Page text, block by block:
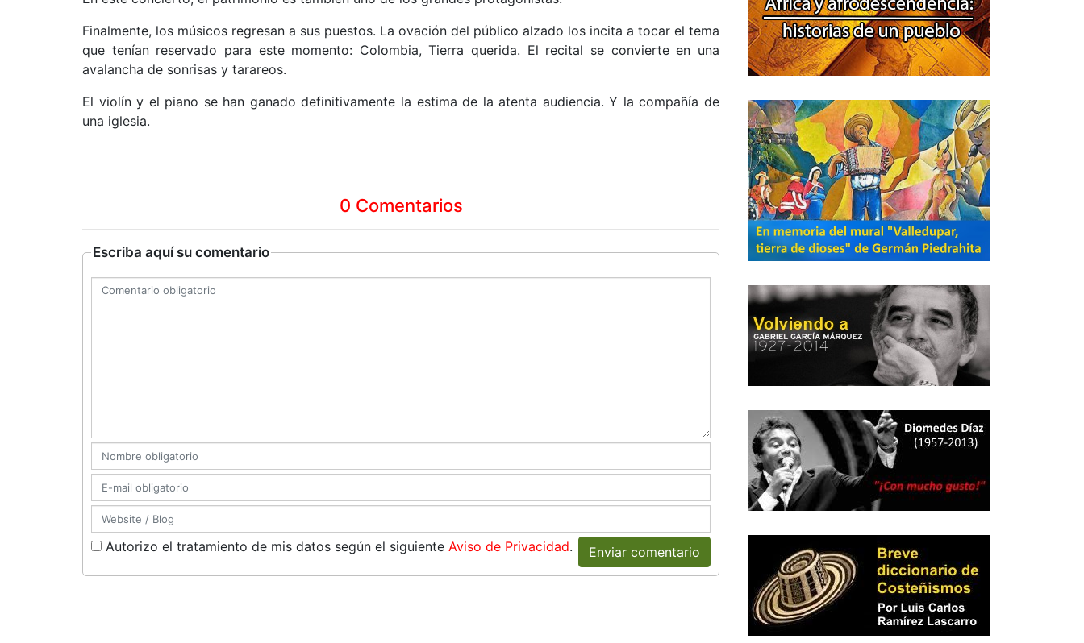
Finalmente, los músicos regresan a sus puestos. La ovación del público alzado los incita a tocar el tema
que tenían reservado para este momento: Colombia, Tierra querida. El recital se convierte en una
avalancha de sonrisas y tarareos.
El violín y el piano se han ganado definitivamente la estima de la atenta audiencia. Y la compañía de
una iglesia.
0 Comentarios
Escriba aquí su comentario
Autorizo el tratamiento de mis datos según el siguiente Aviso de Privacidad. Enviar comentario